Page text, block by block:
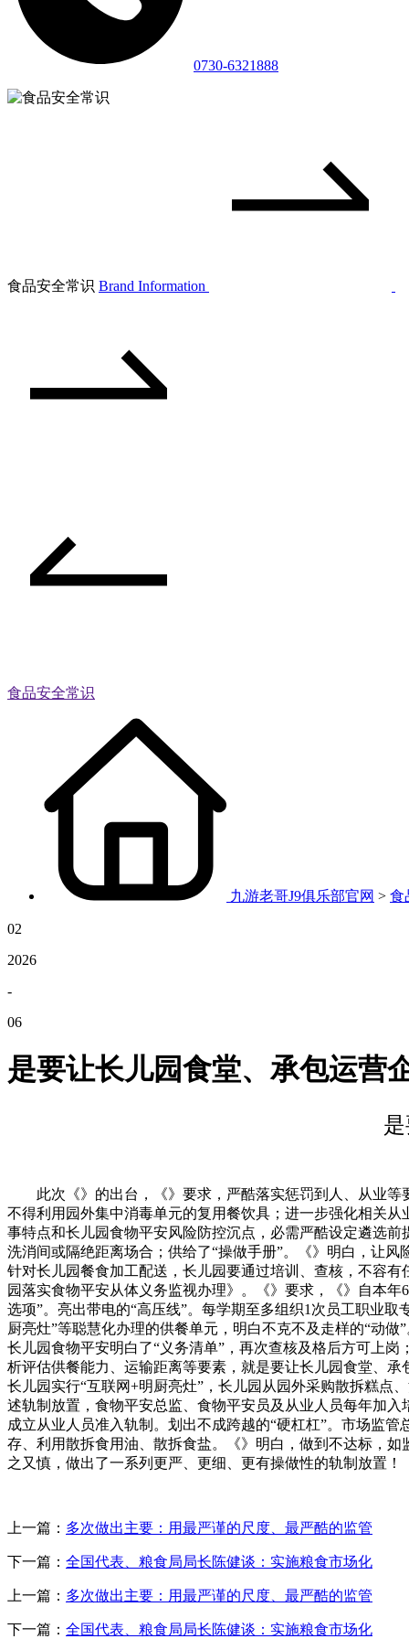
0730-6321888
食品安全常识 Brand Information
食品安全常识
九游老哥J9俱乐部官网 > 食
02
2026
-
06
是要让长儿园食堂、承包运营
此次《》的出台，《》要求，严酷落实惩罚到人、从业等
不得利用园外集中消毒单元的复用餐饮具；进一步强化相关
事特点和长儿园食物平安风险防控沉点，必需严酷设定遴选
洗消间或隔绝距离场合；供给了“操做手册”。《》明白，让
针对长儿园餐食加工配送，长儿园要通过培训、查核，不容
园落实食物平安从体义务监视办理》。《》要求，《》自本
选项”。亮出带电的“高压线”。每学期至多组织1次员工职业
厨亮灶”等聪慧化办理的供餐单元，明白不克不及走样的“动
长儿园食物平安明白了“义务清单”，再次查核及格后方可上
析评估供餐能力、运输距离等要素，就是要让长儿园食堂、
长儿园实行“互联网+明厨亮灶”，长儿园从园外采购散拆糕点
述轨制放置，食物平安总监、食物平安员及从业人员每年加
成立从业人员准入轨制。划出不成跨越的“硬杠杠”。市场监
存、利用散拆食用油、散拆食盐。《》明白，做到不达标，
之又慎，做出了一系列更严、更细、更有操做性的轨制放置！
上一篇： 多次做出主要：用最严谨的尺度、最严酷的监管
下一篇： 全国代表、粮食局局长陈健谈：实施粮食市场化
上一篇： 多次做出主要：用最严谨的尺度、最严酷的监管
下一篇： 全国代表、粮食局局长陈健谈：实施粮食市场化